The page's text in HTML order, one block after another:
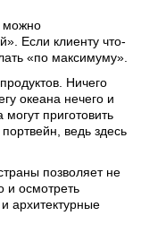
можно
Если клиенту что-
«по максимуму».
Ничего
океана нечего и
приготовить
ведь здесь
позволяет не
и осмотреть
архитектурные